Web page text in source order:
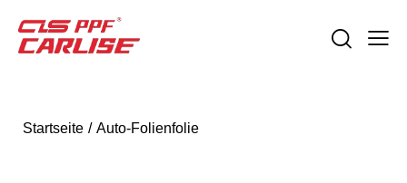
Startseite Auto-Folienfolie